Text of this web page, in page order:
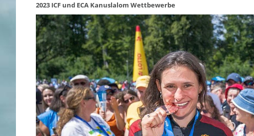
2023 ICF und ECA Kanuslalom Wettbewerbe